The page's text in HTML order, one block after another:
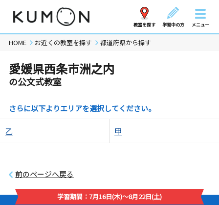
教室を探す 学習中の方 メニュー
HOME お近くの教室を探す 都道府県から探す
愛媛県西条市洲之内
の公文式教室
さらに以下よりエリアを選択してください。
乙 甲
前のページへ戻る
学習期間：7月16日(木)～8月22日(土)